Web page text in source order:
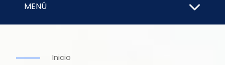
MENÚ
Inicio